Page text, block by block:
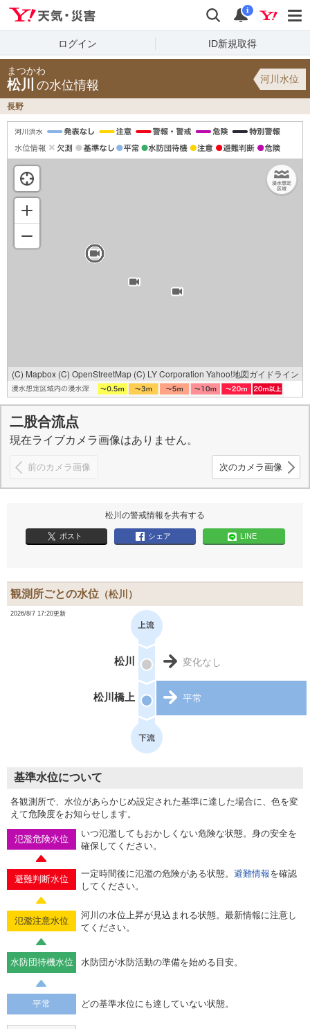
検索 通知
i
ログイン ID新規取得
まつかわ
松川 の水位情報 河川水位
長野
(C) Mapbox (C) OpenStreetMap (C) LY Corporation Yahoo!地図ガイドライン
二股合流点
現在ライブカメラ画像はありません。
前のカメラ画像 次のカメラ画像
松川の警戒情報を共有する
ポスト シェア LINE
観測所ごとの水位 （松川）
2026/8/7 17:20更新
松川 変化なし
松川橋上 平常
基準水位について
各観測所で、水位があらかじめ設定された基準に達した場合に、色を変
えて危険度をお知らせします。
氾濫危険水位
いつ氾濫してもおかしくない危険な状態。身の安全を
確保してください。
避難判断水位
一定時間後に氾濫の危険がある状態。 避難情報を確認
してください。
氾濫注意水位
河川の水位上昇が見込まれる状態。最新情報に注意し
てください。
水防団待機水位 水防団が水防活動の準備を始める目安。
平常 どの基準水位にも達していない状態。